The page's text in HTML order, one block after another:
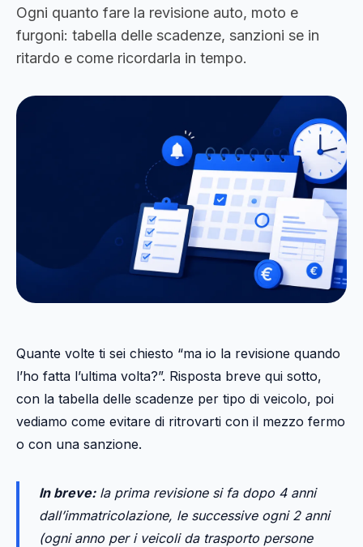
Ogni quanto fare la revisione auto, moto e
furgoni: tabella delle scadenze, sanzioni se in
ritardo e come ricordarla in tempo.
Quante volte ti sei chiesto “ma io la revisione quando
l’ho fatta l’ultima volta?”. Risposta breve qui sotto,
con la tabella delle scadenze per tipo di veicolo, poi
vediamo come evitare di ritrovarti con il mezzo fermo
o con una sanzione.
In breve:la prima revisione si fa dopo 4 anni
dall’immatricolazione, le successive ogni 2 anni
(ogni anno per i veicoli da trasporto persone